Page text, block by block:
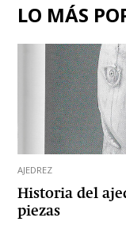
LO MÁS
AJEDREZ
Historia del
piezas